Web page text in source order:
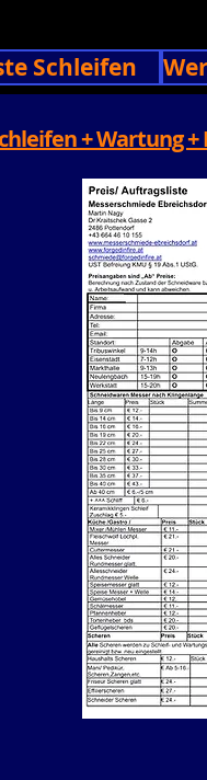
Schleifen
+ Wartung